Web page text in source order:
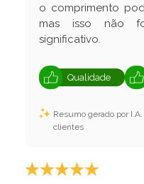
o comprimento
mas isso não
significativo.
Qualidade
Resumo gerado por
clientes